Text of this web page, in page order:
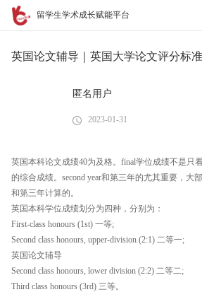
留学生学术成长赋能平台
英国论文辅导｜英国大学论文评分标
匿名用户
2023-01-31
英国本科论文成绩40为及格。final学位成绩不是只
的综合成绩。second year和第三年的尤其重要，大
和第三年计算的。
英国本科学位成绩划分为四种，分别为：
First-class honours (1st) 一等;
Second class honours, upper-division (2:1) 二等一;
英国论文辅导
Second class honours, lower division (2:2) 二等二;
Third class honours (3rd) 三等。